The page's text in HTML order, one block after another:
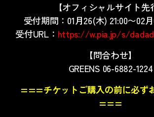
【オフィシャルサイト先
受付期間：01月26(木) 21:00〜02
受付URL： https://w.pia.jp/s/
【問合わせ】
GREENS 06-6882-1224
===チケットご購入の前に必ず
===